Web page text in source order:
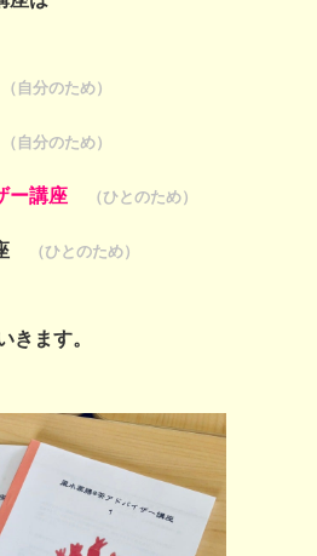
（自分のため）
（自分のため）
ー講座
（ひとのため）
（ひとのため）
きます。